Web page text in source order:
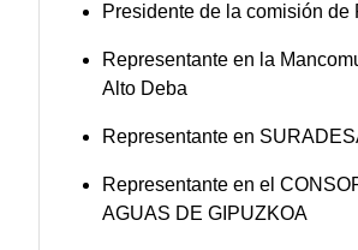
Presidente de la comisión de
Representante en la
Alto Deba
Representante en
Representante en el
AGUAS DE GIPUZKOA